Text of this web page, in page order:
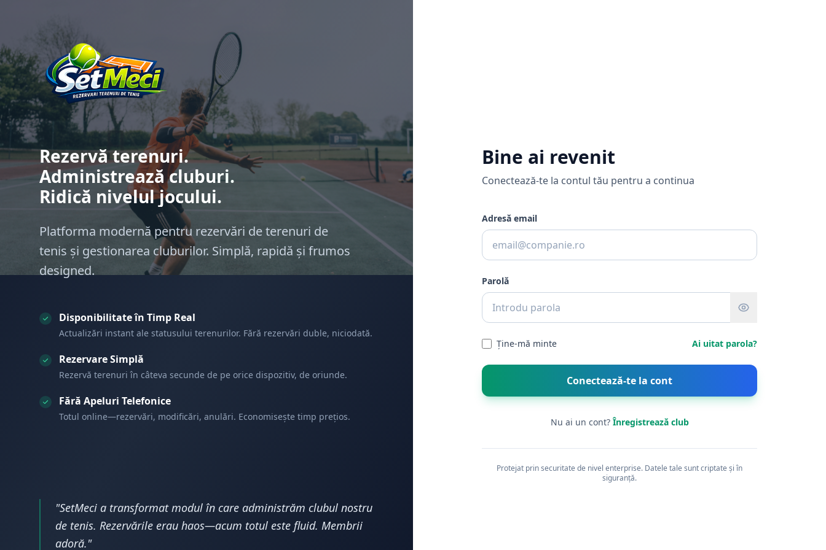
Rezervă terenuri.
Administrează cluburi.
Ridică nivelul jocului.
Platforma modernă pentru rezervări de terenuri de
tenis și gestionarea cluburilor. Simplă, rapidă și frumos
designed.
Disponibilitate în Timp Real
Actualizări instant ale statusului terenurilor. Fără rezervări duble, niciodată.
Rezervare Simplă
Rezervă terenuri în câteva secunde de pe orice dispozitiv, de oriunde.
Fără Apeluri Telefonice
Totul online—rezervări, modificări, anulări. Economisește timp prețios.
"SetMeci a transformat modul în care administrăm clubul nostru
de tenis. Rezervările erau haos—acum totul este fluid. Membrii
adoră."
Bine ai revenit
Conectează-te la contul tău pentru a continua
Adresă email
Parolă
Ține-mă minte Ai uitat parola?
Conectează-te la cont
Nu ai un cont? Înregistrează club
Protejat prin securitate de nivel enterprise. Datele tale sunt criptate și în
siguranță.